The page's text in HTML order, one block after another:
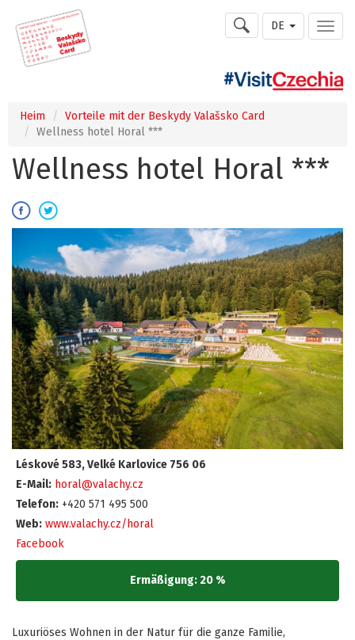
DE
Heim
Vorteile mit der Beskydy Valašsko Card
Wellness hotel Horal ***
Wellness hotel Horal ***
Léskové 583, Velké Karlovice 756 06
E-Mail: horal@valachy.cz
Telefon: +420 571 495 500
Web: www.valachy.cz/horal
Facebook
Ermäßigung: 20 %
Luxuriöses Wohnen in der Natur für die ganze Familie,